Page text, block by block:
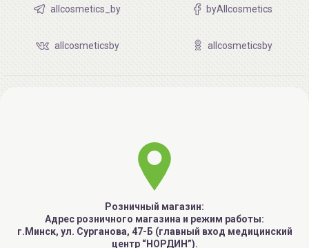
allcosmetics_by byAllcosmetics
allcosmeticsby allcosmeticsby
Розничный магазин:
Адрес розничного магазина и режим работы:
г.Минск, ул. Сурганова, 47-Б (главный вход медицинский
центр “НОРДИН”).